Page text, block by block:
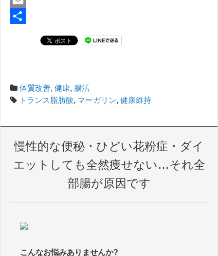
cw
E
体質改善, 健康, 腸活
トランス脂肪酸, マーガリン, 健康維持
慢性的な便秘・ひどい花粉症・ダイ
エットしても全然痩せない…それ全
部腸が原因です
こんなお悩みありませんか?